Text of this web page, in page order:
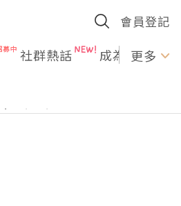
會員登記
社群熱話 成為U更多